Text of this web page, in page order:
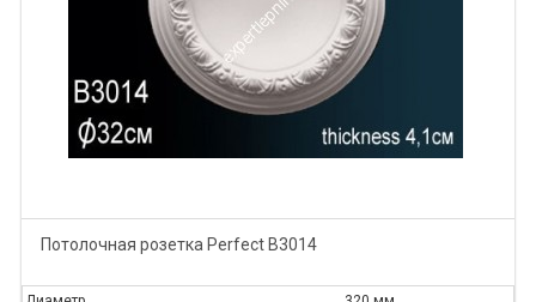
Потолочная розетка Perfect B3014